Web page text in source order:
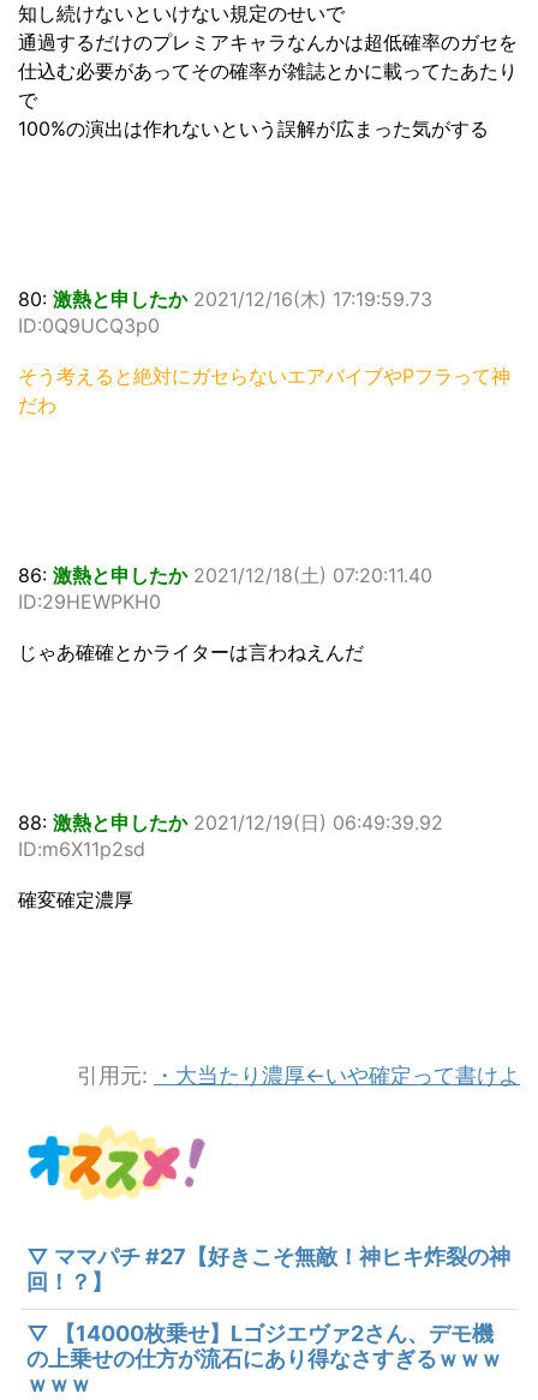
知し続けないといけない規定のせいで
通過するだけのプレミアキャラなんかは超低確率のガセを
仕込む必要があってその確率が雑誌とかに載ってたあたり
で
100%の演出は作れないという誤解が広まった気がする
80: 激熱と申したか 2021/12/16(木) 17:19:59.73
ID:0Q9UCQ3p0
そう考えると絶対にガセらないエアバイブやPフラって神
だわ
86: 激熱と申したか 2021/12/18(土) 07:20:11.40
ID:29HEWPKH0
じゃあ確確とかライターは言わねえんだ
88: 激熱と申したか 2021/12/19(日) 06:49:39.92
ID:m6X11p2sd
確変確定濃厚
引用元: ・大当たり濃厚←いや確定って書けよ
▽ ママパチ #27【好きこそ無敵！神ヒキ炸裂の神
回！？】
▽ 【14000枚乗せ】Lゴジエヴァ2さん、デモ機
の上乗せの仕方が流石にあり得なさすぎるｗｗｗ
ｗｗｗ